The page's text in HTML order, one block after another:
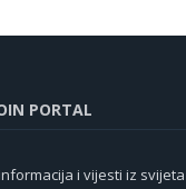
PORTAL
i vijesti iz